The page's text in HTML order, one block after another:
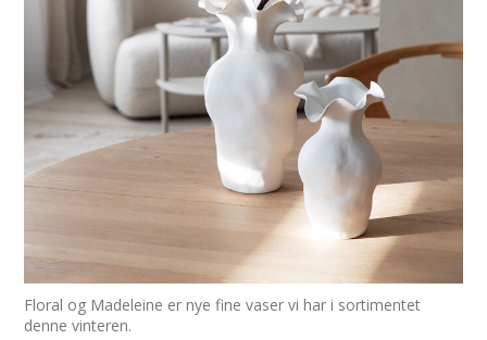
Floral og Madeleine er nye fine vaser vi har i sortimentet
denne vinteren.